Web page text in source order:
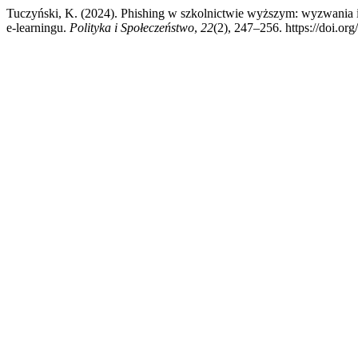
Tuczyński, K. (2024). Phishing w szkolnictwie wyższym: wyzwania
e-learningu. Polityka i Społeczeństwo, 22(2), 247–256. https://